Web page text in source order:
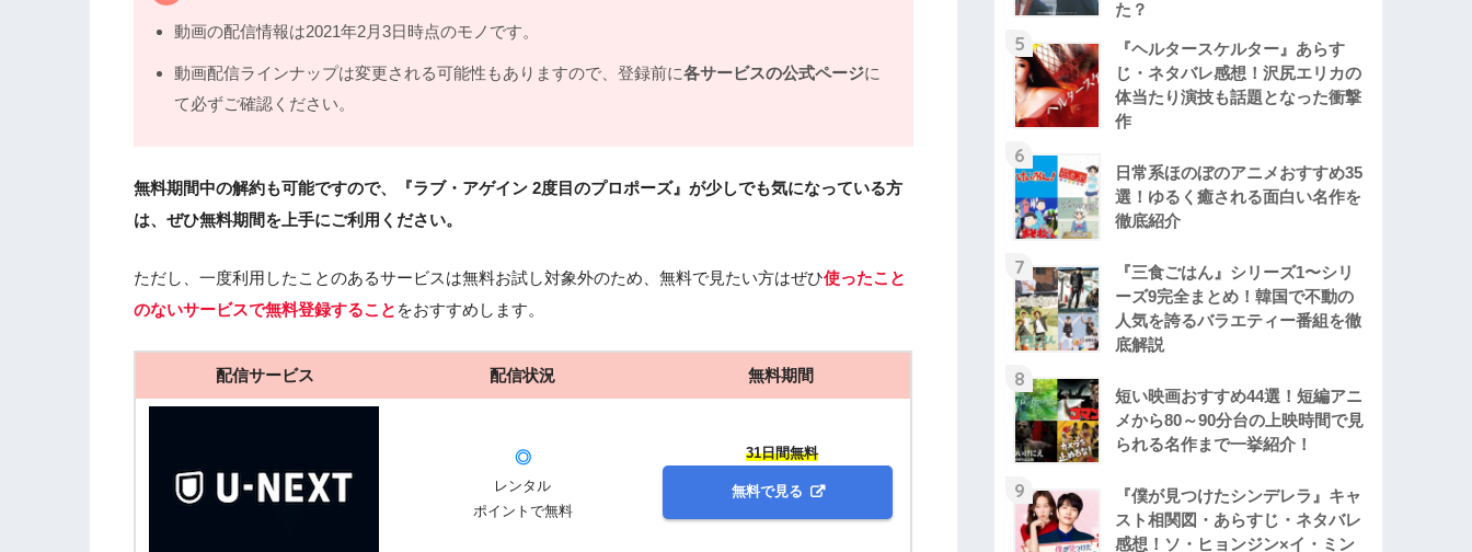
動画の配信情報は2021年2月3日時点のモノです。
動画配信ラインナップは変更される可能性もありますので、登録前に各サービスの公式ページに
て必ずご確認ください。
無料期間中の解約も可能ですので、『ラブ・アゲイン 2度目のプロポーズ』が少しでも気になっている方
は、ぜひ無料期間を上手にご利用ください。
ただし、一度利用したことのあるサービスは無料お試し対象外のため、無料で見たい方はぜひ使ったこと
のないサービスで無料登録すること をおすすめします。
配信サービス 配信状況 無料期間
◎
レンタル
ポイントで無料
31日間無料
無料で見る
た？
5
『ヘルタースケルター』あらす
じ・ネタバレ感想！沢尻エリカの
体当たり演技も話題となった衝撃
作
6
日常系ほのぼのアニメおすすめ35
選！ゆるく癒される面白い名作を
徹底紹介
7
『三食ごはん』シリーズ1〜シリ
ーズ9完全まとめ！韓国で不動の
人気を誇るバラエティー番組を徹
底解説
8
短い映画おすすめ44選！短編アニ
メから80～90分台の上映時間で見
られる名作まで一挙紹介！
9
『僕が見つけたシンデレラ』キャ
スト相関図・あらすじ・ネタバレ
感想！ソ・ヒョンジン×イ・ミン